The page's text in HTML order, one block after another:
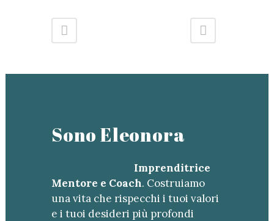
Sono Eleonora
Imprenditrice
Mentore e Coach. Costruiamo
una vita che rispecchi i tuoi valori
e i tuoi desideri più profondi